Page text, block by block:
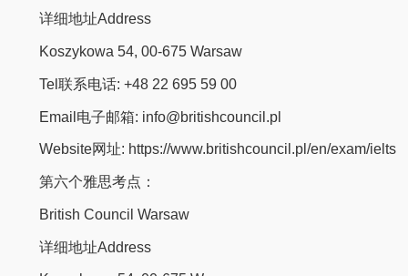
详细地址Address
Koszykowa 54, 00-675 Warsaw
Tel联系电话: +48 22 695 59 00
Email电子邮箱: info@britishcouncil.pl
Website网址: https://www.britishcouncil.pl/en/exam/ielts
第六个雅思考点：
British Council Warsaw
详细地址Address